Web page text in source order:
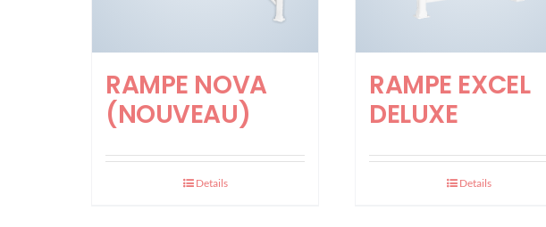
RAMPE NOVA
(NOUVEAU)
Details
RAMPE EXCEL
DELUXE
Details